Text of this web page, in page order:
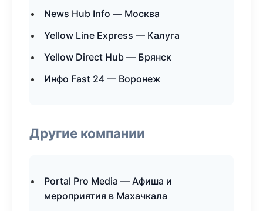
News Hub Info — Москва
Yellow Line Express — Калуга
Yellow Direct Hub — Брянск
Инфо Fast 24 — Воронеж
Другие компании
Portal Pro Media — Афиша и
мероприятия в Махачкала